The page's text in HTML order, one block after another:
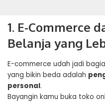
1. E-Commerce
Belanja yang
E-commerce udah jadi
yang bikin beda adalah
personal.
Bayangin kamu buka toko